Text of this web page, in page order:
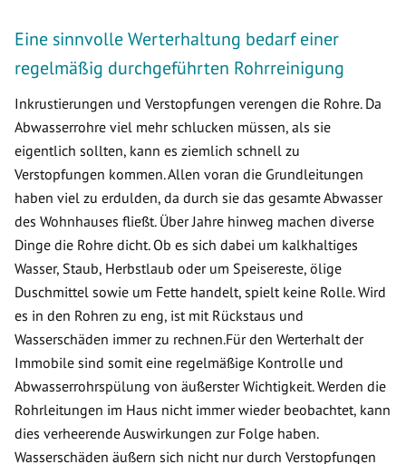
Eine sinnvolle Werterhaltung bedarf einer
regelmäßig durchgeführten Rohrreinigung
Inkrustierungen und Verstopfungen verengen die Rohre. Da
Abwasserrohre viel mehr schlucken müssen, als sie
eigentlich sollten, kann es ziemlich schnell zu
Verstopfungen kommen. Allen voran die Grundleitungen
haben viel zu erdulden, da durch sie das gesamte Abwasser
des Wohnhauses fließt. Über Jahre hinweg machen diverse
Dinge die Rohre dicht. Ob es sich dabei um kalkhaltiges
Wasser, Staub, Herbstlaub oder um Speisereste, ölige
Duschmittel sowie um Fette handelt, spielt keine Rolle. Wird
es in den Rohren zu eng, ist mit Rückstaus und
Wasserschäden immer zu rechnen.Für den Werterhalt der
Immobile sind somit eine regelmäßige Kontrolle und
Abwasserrohrspülung von äußerster Wichtigkeit. Werden die
Rohrleitungen im Haus nicht immer wieder beobachtet, kann
dies verheerende Auswirkungen zur Folge haben.
Wasserschäden äußern sich nicht nur durch Verstopfungen